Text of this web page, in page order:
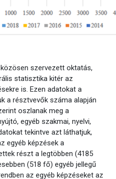
szervezett oktatás,
statisztika kitér az
is. Ezen adatokat a
a résztvevők száma alapján
oszlanak meg a
egyéb szakmai, nyelvi,
tekintve azt láthatjuk,
egyéb képzések a
részt a legtöbben (4185
(518 fő) egyéb jellegű
az egyéb képzéseket az